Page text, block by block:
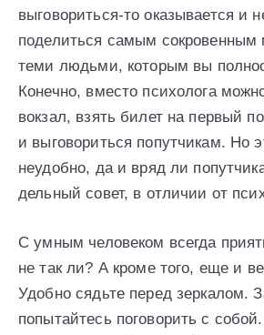
выговориться-то оказывается и
поделиться самым сокровенным
теми людьми, которым вы
Конечно, вместо психолога
вокзал, взять билет на первый
и выговориться попутчикам. Но
неудобно, да и вряд ли
дельный совет, в отличии от
С умным человеком всегда
не так ли? А кроме того, еще и
Удобно сядьте перед зеркалом.
попытайтесь поговорить с